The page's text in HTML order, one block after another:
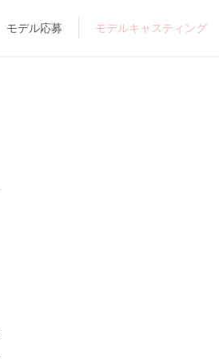
モデル応募 モデルキャスティング